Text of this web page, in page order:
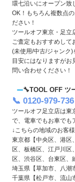
環七沿いにオープン致
OK！もちろん複数点
ださい！
ツールオフ東京・足立
ご査定もおすすめして
(未使用/中古/ジャンク)
目安にはなりますがお
問い合わせください！
🔧TOOL OFF ツ
📞 0120-979-736
ツールオフ足立店は東
で、電車でもお車でも
↓こちらの地域のお客
東京都【中央区、港区
区、板橋区、江戸川区
区、渋谷区、台東区、
埼玉県【草加市、八潮
千葉県【松戸市、流山